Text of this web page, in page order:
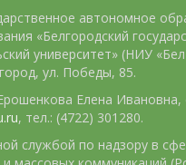
автономное
«Белгородский
университет» (НИУ
ул. Победы, 85.
Елена Ивановна,
, тел.: (4722) 301280.
службой по надзору в